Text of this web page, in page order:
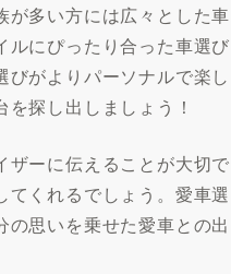
が多い方には広々とした車
ルにぴったり合った車選び
がよりパーソナルで楽し
探し出しましょう！
ザーに伝えることが大切で
くれるでしょう。愛車選
思いを乗せた愛車との出